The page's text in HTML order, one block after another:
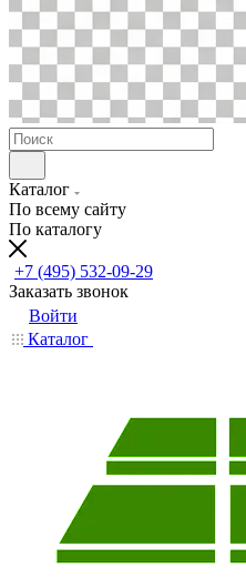
Каталог
По всему сайту
По каталогу
+7 (495) 532-09-29
Заказать звонок
Войти
Каталог